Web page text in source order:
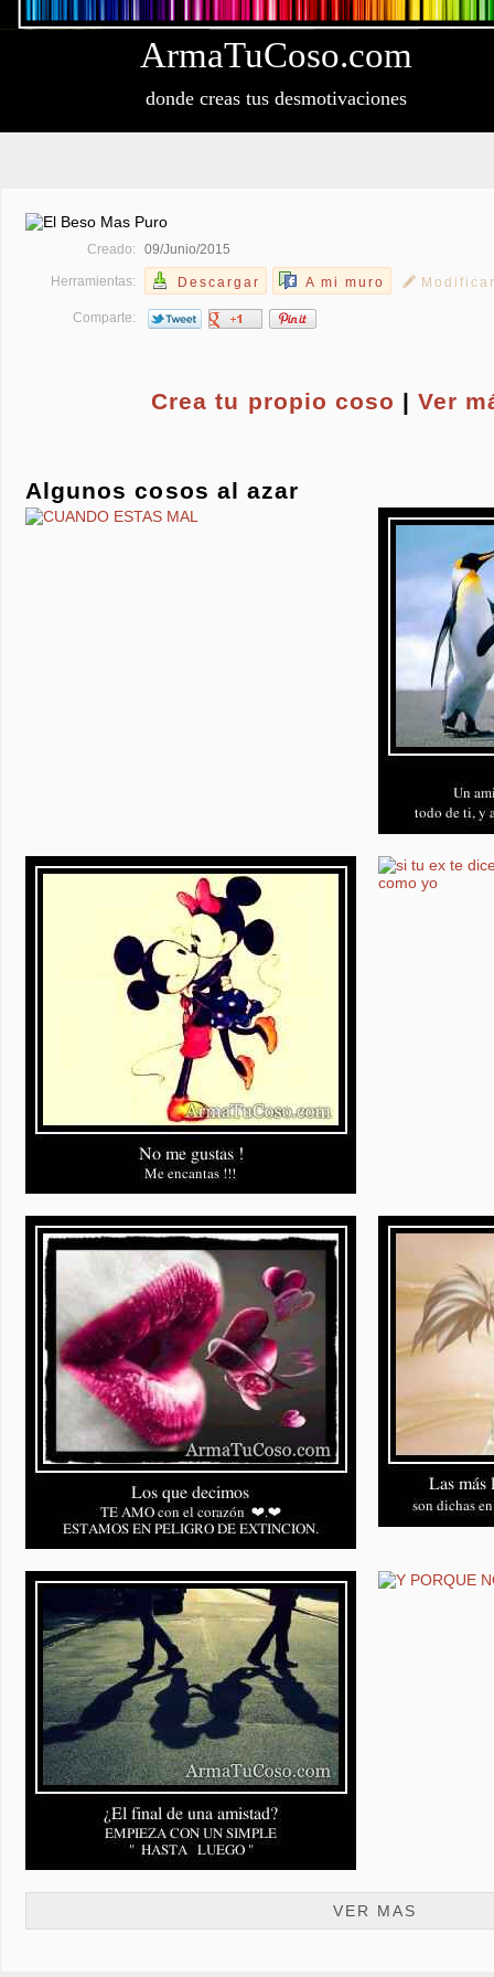
ArmaTuCoso.com
donde creas tus desmotivaciones
Creado: 09/Junio/2015
Herramientas: Descargar A mi muro
Comparte:
Crea tu propio coso |Ver
Algunos cosos al azar
VER MAS